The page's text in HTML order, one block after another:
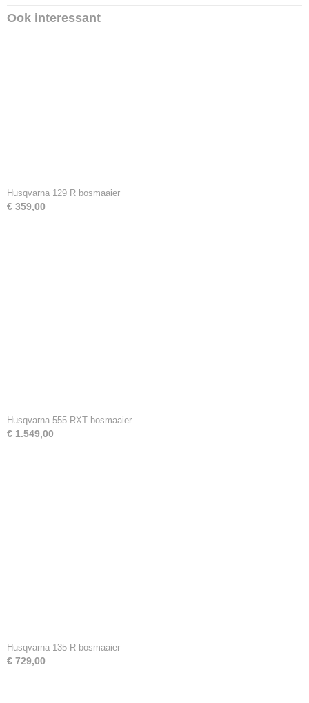
Ook interessant
Husqvarna 129 R bosmaaier
€ 359,00
Husqvarna 555 RXT bosmaaier
€ 1.549,00
Husqvarna 135 R bosmaaier
€ 729,00